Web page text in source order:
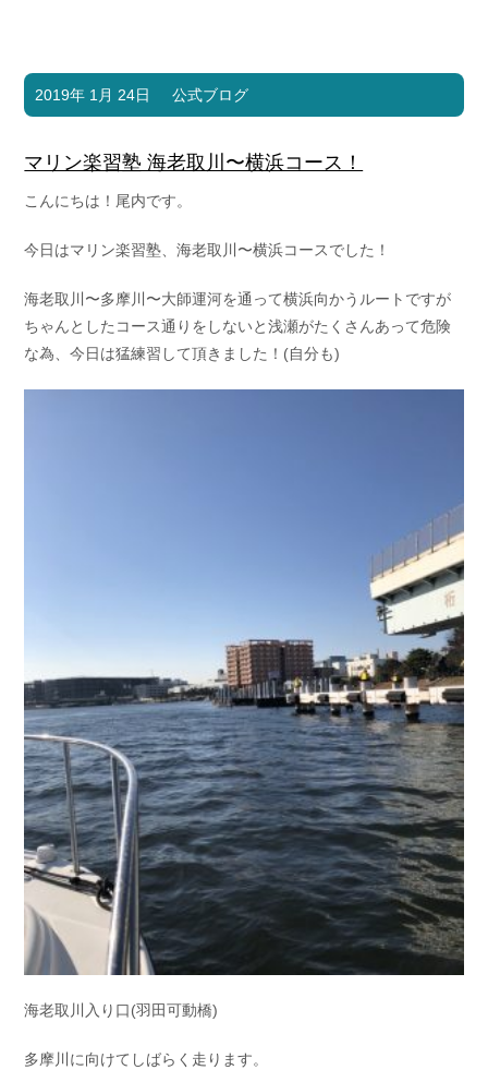
2019年 1月 24日 公式ブログ
マリン楽習塾 海老取川〜横浜コース！
こんにちは！尾内です。
今日はマリン楽習塾、海老取川〜横浜コースでした！
海老取川〜多摩川〜大師運河を通って横浜向かうルートですが
ちゃんとしたコース通りをしないと浅瀬がたくさんあって危険
な為、今日は猛練習して頂きました！(自分も)
海老取川入り口(羽田可動橋)
多摩川に向けてしばらく走ります。